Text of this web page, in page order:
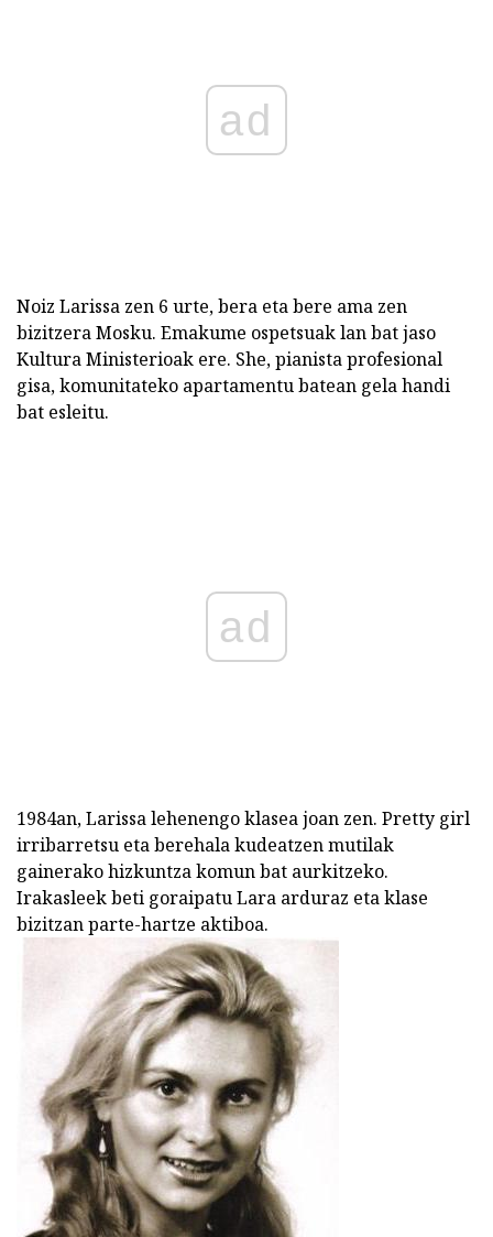
ad
Noiz Larissa zen 6 urte, bera eta bere ama zen
bizitzera Mosku. Emakume ospetsuak lan bat jaso
Kultura Ministerioak ere. She, pianista profesional
gisa, komunitateko apartamentu batean gela handi
bat esleitu.
ad
1984an, Larissa lehenengo klasea joan zen. Pretty girl
irribarretsu eta berehala kudeatzen mutilak
gainerako hizkuntza komun bat aurkitzeko.
Irakasleek beti goraipatu Lara arduraz eta klase
bizitzan parte-hartze aktiboa.